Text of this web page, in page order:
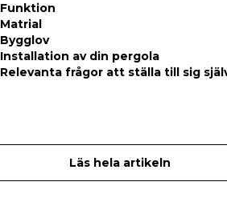
Funktion
Matrial
Bygglov
Installation av din pergola
Relevanta frågor att ställa till sig
Läs hela artikeln